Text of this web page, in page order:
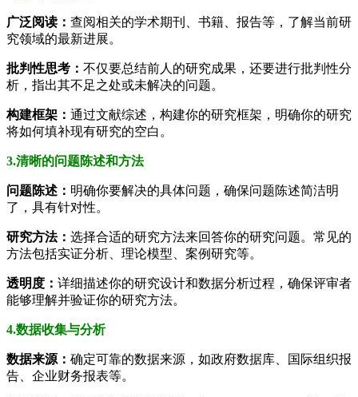
广泛阅读： 查阅相关的学术期刊、书籍、报告等，了解当前研
究领域的最新进展。
批判性思考： 不仅要总结前人的研究成果，还要进行批判性分
析，指出其不足之处或未解决的问题。
构建框架： 通过文献综述，构建你的研究框架，明确你的研究
将如何填补现有研究的空白。
3.清晰的问题陈述和方法
问题陈述： 明确你要解决的具体问题，确保问题陈述简洁明
了，具有针对性。
研究方法： 选择合适的研究方法来回答你的研究问题。常见的
方法包括实证分析、理论模型、案例研究等。
透明度： 详细描述你的研究设计和数据分析过程，确保评审者
能够理解并验证你的研究方法。
4.数据收集与分析
数据来源： 确定可靠的数据来源，如政府数据库、国际组织报
告、企业财务报表等。